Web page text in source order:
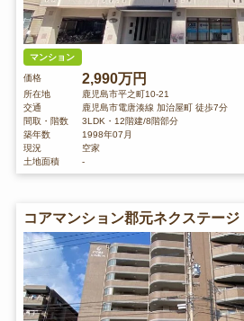
マンション
価格 2,990万円
所在地
鹿児島市平之町10-21
交通
鹿児島市電唐湊線 加治屋町 徒歩7分
間取・階数
3LDK・12階建/8階部分
築年数
1998年07月
現況
空家
土地面積
-
コアマンション郡元ネクステージ